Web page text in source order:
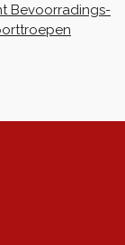
Bevoorradings-